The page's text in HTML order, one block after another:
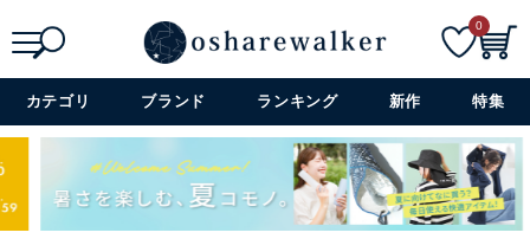
詳細検索+
0
カテゴリ ブランド ランキング 新作 特集